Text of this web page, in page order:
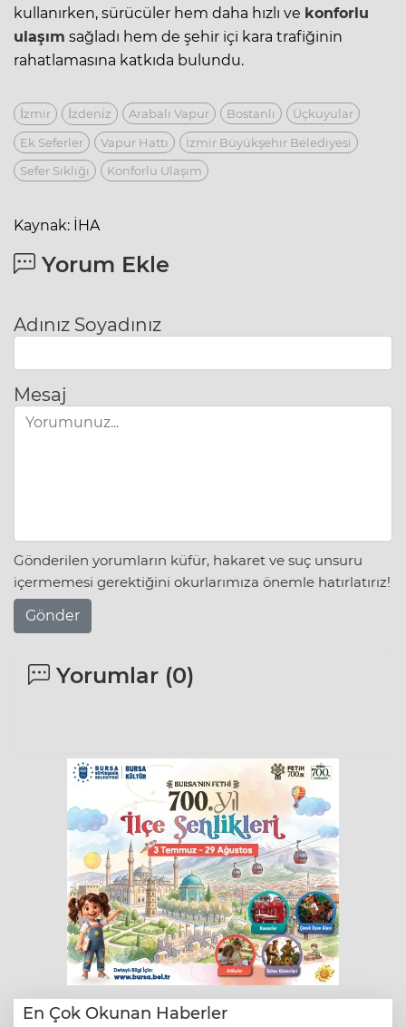
kullanırken, sürücüler hem daha hızlı ve konforlu
ulaşım sağladı hem de şehir içi kara trafiğinin
rahatlamasına katkıda bulundu.
İzmir İzdeni̇z Arabalı Vapur Bostanlı
Üçkuyular
Ek Seferler
Vapur Hattı
İzmir Büyükşehir Belediyesi
Sefer Sıklığı
Konforlu Ulaşım
Kaynak: İHA
Yorum Ekle
Adınız Soyadınız
Mesaj
Gönderilen yorumların küfür, hakaret ve suç unsuru
içermemesi gerektiğini okurlarımıza önemle hatırlatırız!
Gönder
Yorumlar (0)
En Çok Okunan Haberler